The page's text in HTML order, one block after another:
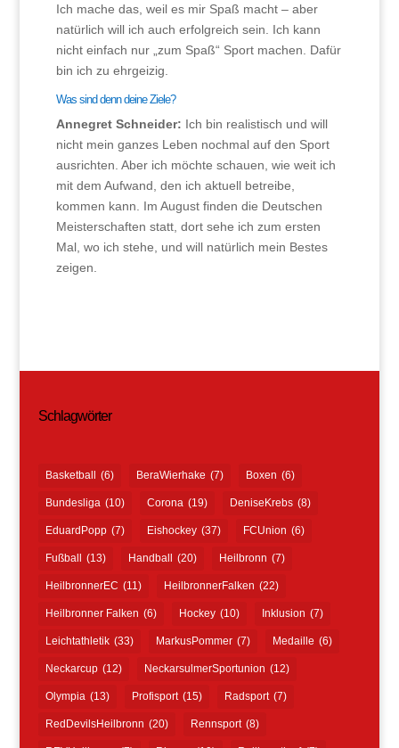
Ich mache das, weil es mir Spaß macht – aber
natürlich will ich auch erfolgreich sein. Ich kann
nicht einfach nur „zum Spaß“ Sport machen. Dafür
bin ich zu ehrgeizig.
Was sind denn deine Ziele?
Annegret Schneider: Ich bin realistisch und will
nicht mein ganzes Leben nochmal auf den Sport
ausrichten. Aber ich möchte schauen, wie weit ich
mit dem Aufwand, den ich aktuell betreibe,
kommen kann. Im August finden die Deutschen
Meisterschaften statt, dort sehe ich zum ersten
Mal, wo ich stehe, und will natürlich mein Bestes
zeigen.
Schlagwörter
Basketball (6) BeraWierhake (7) Boxen (6)
Bundesliga (10) Corona (19) DeniseKrebs (8)
EduardPopp (7) Eishockey (37) FCUnion (6)
Fußball (13) Handball (20) Heilbronn (7)
HeilbronnerEC (11) HeilbronnerFalken (22)
Heilbronner Falken (6) Hockey (10) Inklusion (7)
Leichtathletik (33) MarkusPommer (7) Medaille (6)
Neckarcup (12) NeckarsulmerSportunion (12)
Olympia (13) Profisport (15) Radsport (7)
RedDevilsHeilbronn (20) Rennsport (8)